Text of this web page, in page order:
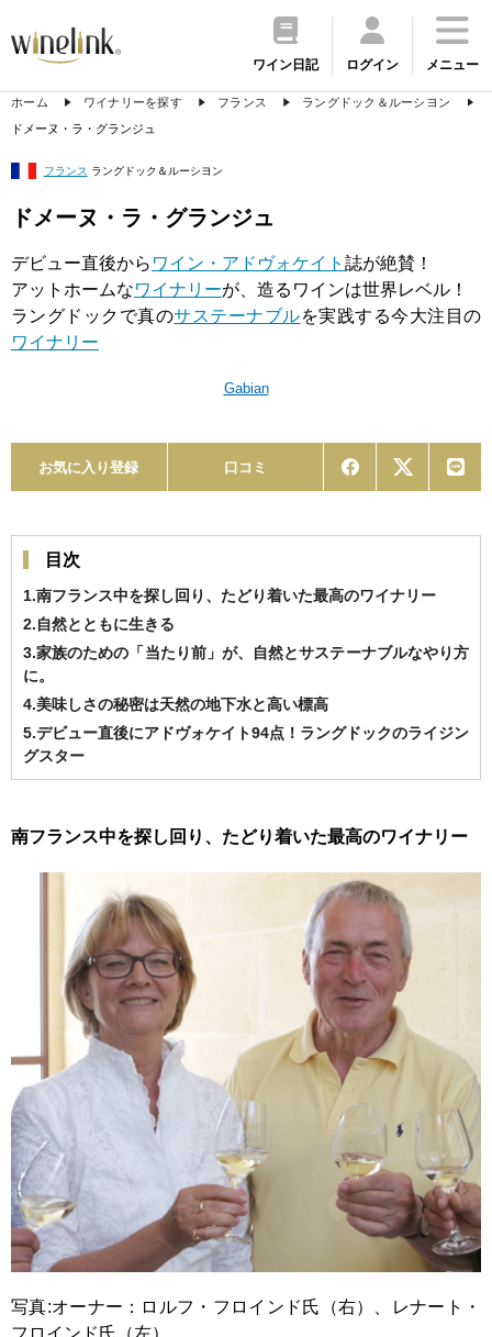
ワイン日記 ログイン メニュー
ホーム ワイナリーを探す フランス
ラングドック＆ルーシヨン
ドメーヌ・ラ・グランジュ
フランス ラングドック＆ルーシヨン
ドメーヌ・ラ・グランジュ
デビュー直後から ワイン・アドヴォケイト 誌が絶賛！
アットホームなワイナリーが、造るワインは世界レベル！
ラングドックで真のサステーナブルを実践する今大注目の
ワイナリー
Gabian
お気に入り登録 口コミ
目次
1.南フランス中を探し回り、たどり着いた最高のワイナリー
2.自然とともに生きる
3.家族のための「当たり前」が、自然とサステーナブルなやり方
に。
4.美味しさの秘密は天然の地下水と高い標高
5.デビュー直後にアドヴォケイト94点！ラングドックのライジン
グスター
南フランス中を探し回り、たどり着いた最高のワイナリー
写真:オーナー：ロルフ・フロインド氏（右）、レナート・